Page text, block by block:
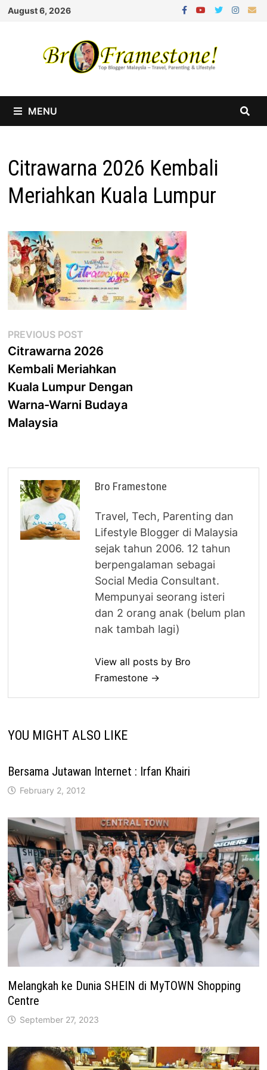
Skip
August 6, 2026
MENU
Citrawarna 2026 Kembali
Meriahkan Kuala Lumpur
Post
navigation
PREVIOUS POST
post:
Citrawarna 2026
Kembali Meriahkan
Kuala Lumpur Dengan
Warna-Warni Budaya
Malaysia
Bro Framestone
Travel, Tech, Parenting dan
Lifestyle Blogger di Malaysia
sejak tahun 2006. 12 tahun
berpengalaman sebagai
Social Media Consultant.
Mempunyai seorang isteri
dan 2 orang anak (belum plan
nak tambah lagi)
View all posts by Bro
Framestone →
YOU MIGHT ALSO LIKE
Bersama Jutawan Internet : Irfan Khairi
February 2, 2012
Melangkah ke Dunia SHEIN di MyTOWN Shopping
Centre
September 27, 2023